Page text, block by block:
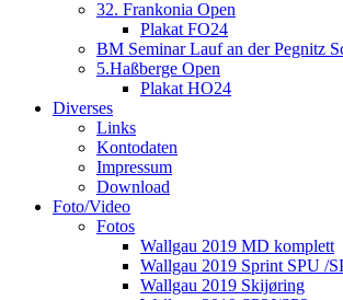
32. Frankonia Open
Plakat FO24
BM Seminar Lauf an der Pegnitz
5.Haßberge Open
Plakat HO24
Diverses
Links
Kontodaten
Impressum
Download
Foto/Video
Fotos
Wallgau 2019 MD komplett
Wallgau 2019 Sprint SPU /
Wallgau 2019 Skijøring